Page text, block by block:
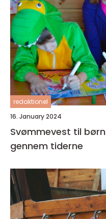
redaktionel
16. January 2024
Svømmevest til
gennem tiderne